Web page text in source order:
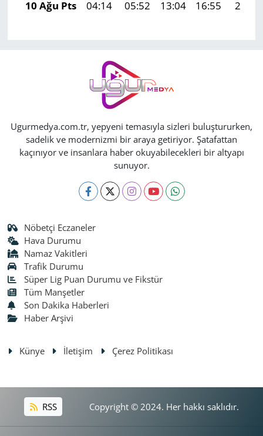
10 Ağu Pts
04:14 05:52 13:04 16:55 20:06
Ugurmedya.com.tr, yepyeni temasıyla sizleri buluştururken,
sadelik ve modernizmi bir araya getiriyor. Şatafattan
kaçınıyor ve insanlara haber okuyabilecekleri bir altyapı
sunuyor.
Nöbetçi Eczaneler
Hava Durumu
Namaz Vakitleri
Trafik Durumu
Süper Lig Puan Durumu ve Fikstür
Tüm Manşetler
Son Dakika Haberleri
Haber Arşivi
Künye İletişim Çerez Politikası
RSS Copyright © 2024. Her hakkı saklıdır.